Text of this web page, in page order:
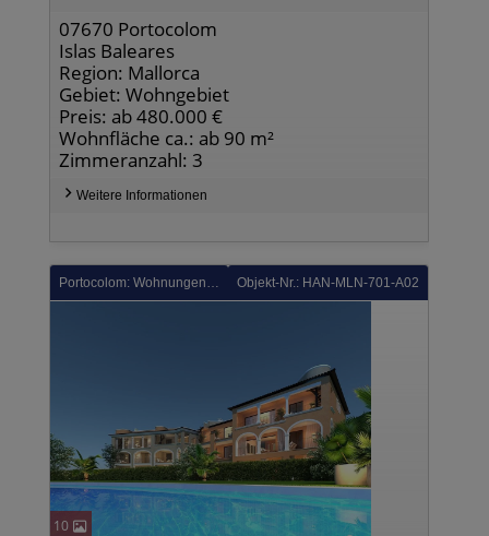
07670 Portocolom
Islas Baleares
Region: Mallorca
Gebiet: Wohngebiet
Preis: ab 480.000 €
Wohnfläche ca.: ab 90 m²
Zimmeranzahl: 3
Weitere Informationen
Portocolom: Wohnungen im 1. Stock mit 2 Schlafzimmern, 2 Bädern, Einbauküchen mit Elektrogeräten, Klimaanlage und Kfz-Stellplatz nur 150 m vom Hafen Objekt-Nr.: HAN-MLN-701-A02
10